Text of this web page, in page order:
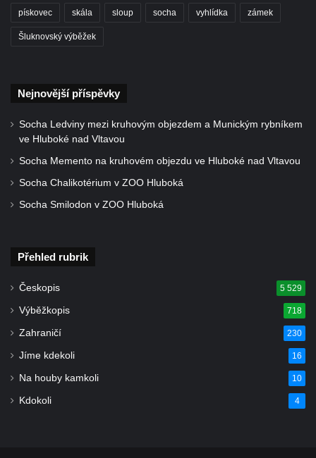
Benešově nad Ploučnicí
Hrob Christodoulona Panayiotise na
Benešově nad Ploučnicí
kapli Panny Marie Bolestné v Benešově
Hrob Pavla Patušnika na hřbitově Šumburk
Hrob sovětských dětí na hřbitově Šumburk
nad Desnou v Tanvaldu
Pomník prvního a druhého odboje v
Tanvaldu
Kenotaf Josefa Staritze na hřbitově ve
Starých Křečanech
pískovec skála sloup socha vyhlídka zámek
Šluknovský výběžek
Nejnovější příspěvky
Socha Ledviny mezi kruhovým objezdem a Munickým rybníkem
ve Hluboké nad Vltavou
Socha Memento na kruhovém objezdu ve Hluboké nad Vltavou
Socha Chalikotérium v ZOO Hluboká
Socha Smilodon v ZOO Hluboká
Přehled rubrik
Českopis 5 529
Výběžkopis 718
Zahraničí 230
Jíme kdekoli 16
Na houby kamkoli 10
Kdokoli 4